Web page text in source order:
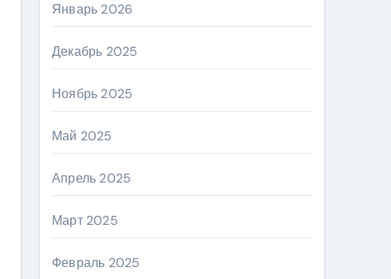
Январь 2026
Декабрь 2025
Ноябрь 2025
Май 2025
Апрель 2025
Март 2025
Февраль 2025